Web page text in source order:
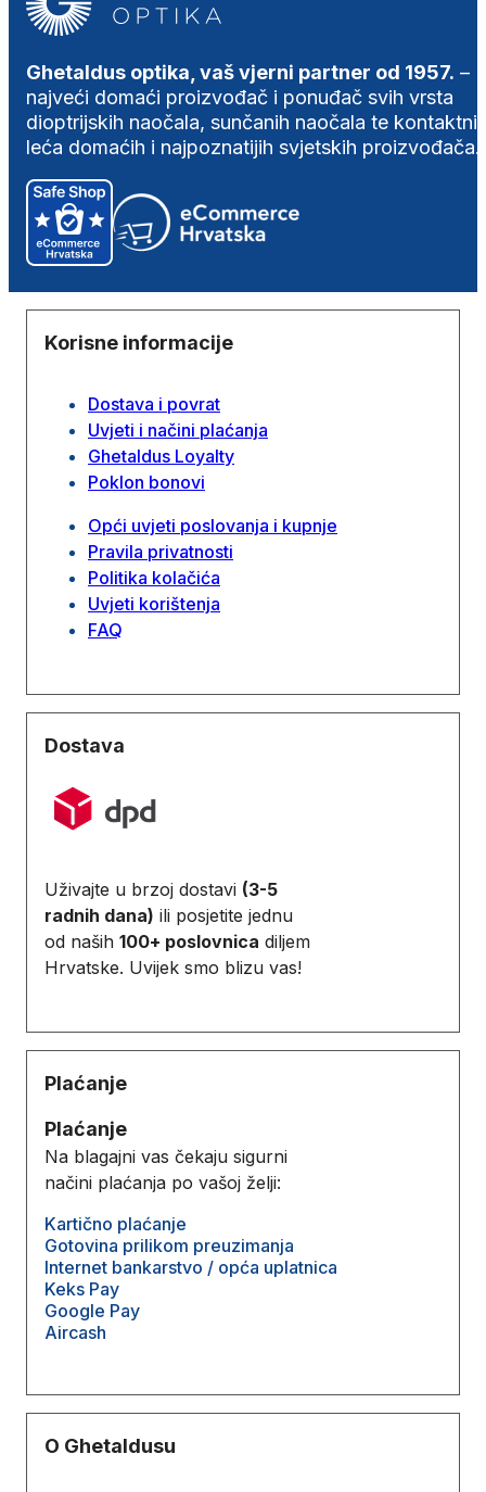
Ghetaldus optika, vaš vjerni partner od 1957. –
najveći domaći proizvođač i ponuđač svih vrsta
dioptrijskih naočala, sunčanih naočala te
leća domaćih i najpoznatijih svjetskih proizvođača.
Korisne informacije
Dostava i povrat
Uvjeti i načini plaćanja
Ghetaldus Loyalty
Poklon bonovi
Opći uvjeti poslovanja i kupnje
Pravila privatnosti
Politika kolačića
Uvjeti korištenja
FAQ
Dostava
Uživajte u brzoj dostavi (3-5
radnih dana) ili posjetite jednu
od naših 100+ poslovnica diljem
Hrvatske. Uvijek smo blizu vas!
Plaćanje
Plaćanje
Na blagajni vas čekaju sigurni
načini plaćanja po vašoj želji:
Kartično plaćanje
Gotovina prilikom preuzimanja
Internet bankarstvo / opća uplatnica
Keks Pay
Google Pay
Aircash
O Ghetaldusu